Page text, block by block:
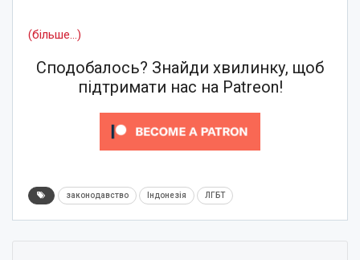
(більше…)
Сподобалось? Знайди хвилинку, щоб
підтримати нас на Patreon!
законодавство Індонезія ЛГБТ